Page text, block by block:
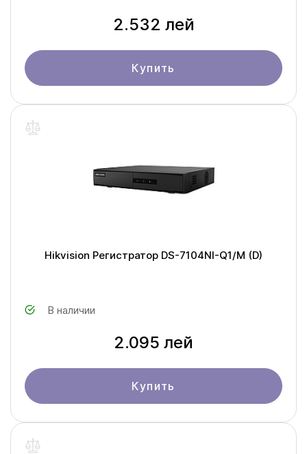
2.532 лей
Купить
Hikvision Регистратор DS-7104NI-Q1/M (D)
В наличии
2.095 лей
Купить